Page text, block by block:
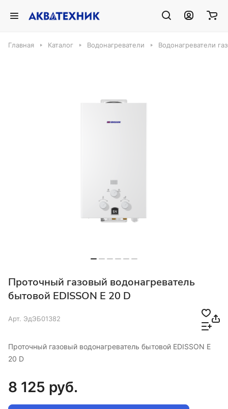
Главная Каталог Водонагреватели Водонагреватели
Проточный газовый водонагреватель
бытовой EDISSON E 20 D
Арт. ЭдЭБ01382
Проточный газовый водонагреватель бытовой EDISSON E
20 D
8 125 руб.